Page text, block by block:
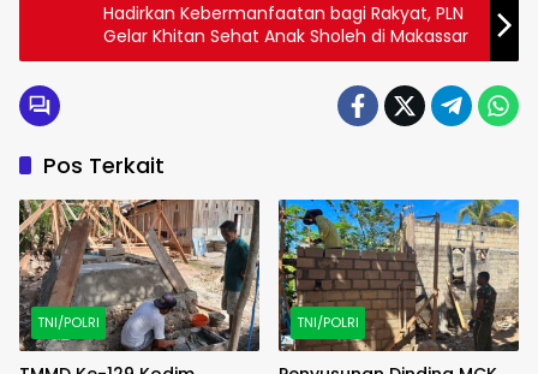
Hadirkan Kebermanfaatan bagi Rakyat, PLN
Gelar Khitan Sehat Anak Sholeh di Makassar
Pos Terkait
TNI/POLRI TNI/POLRI